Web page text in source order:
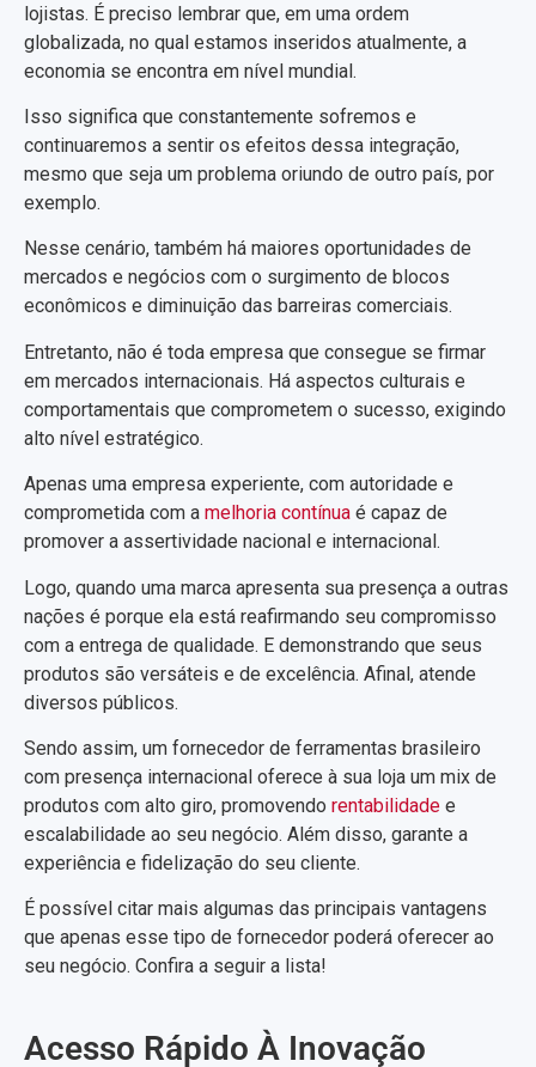
lojistas. É preciso lembrar que, em uma ordem
globalizada, no qual estamos inseridos atualmente, a
economia se encontra em nível mundial.
Isso significa que constantemente sofremos e
continuaremos a sentir os efeitos dessa integração,
mesmo que seja um problema oriundo de outro país, por
exemplo.
Nesse cenário, também há maiores oportunidades de
mercados e negócios com o surgimento de blocos
econômicos e diminuição das barreiras comerciais.
Entretanto, não é toda empresa que consegue se firmar
em mercados internacionais. Há aspectos culturais e
comportamentais que comprometem o sucesso, exigindo
alto nível estratégico.
Apenas uma empresa experiente, com autoridade e
comprometida com a melhoria contínua é capaz de
promover a assertividade nacional e internacional.
Logo, quando uma marca apresenta sua presença a outras
nações é porque ela está reafirmando seu compromisso
com a entrega de qualidade. E demonstrando que seus
produtos são versáteis e de excelência. Afinal, atende
diversos públicos.
Sendo assim, um fornecedor de ferramentas brasileiro
com presença internacional oferece à sua loja um mix de
produtos com alto giro, promovendo rentabilidade e
escalabilidade ao seu negócio. Além disso, garante a
experiência e fidelização do seu cliente.
É possível citar mais algumas das principais vantagens
que apenas esse tipo de fornecedor poderá oferecer ao
seu negócio. Confira a seguir a lista!
Acesso Rápido À Inovação